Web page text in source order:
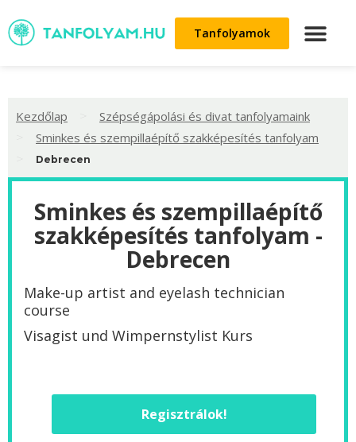
Tanfolyamok
Kezdőlap Szépségápolási és divat tanfolyamaink
Sminkes és szempillaépítő szakképesítés tanfolyam
Debrecen
Sminkes és szempillaépítő
szakképesítés tanfolyam -
Debrecen
Make-up artist and eyelash technician
course
Visagist und Wimpernstylist Kurs
Regisztrálok!